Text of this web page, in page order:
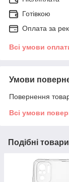
Готівкою
Оплата за
Всі умови
Умови
Повернення
Всі умови
Подібні